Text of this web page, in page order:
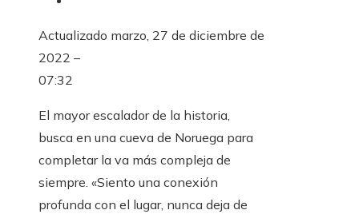
Actualizado marzo, 27 de diciembre de
2022 –
07:32
El mayor escalador de la historia,
busca en una cueva de Noruega para
completar la va más compleja de
siempre. «Siento una conexión
profunda con el lugar, nunca deja de